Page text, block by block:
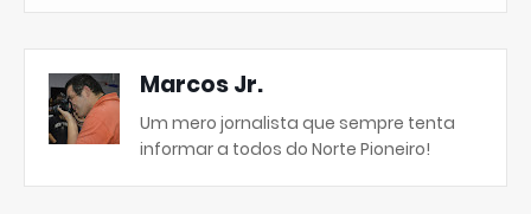
Marcos Jr.
Um mero jornalista que sempre tenta
informar a todos do Norte Pioneiro!